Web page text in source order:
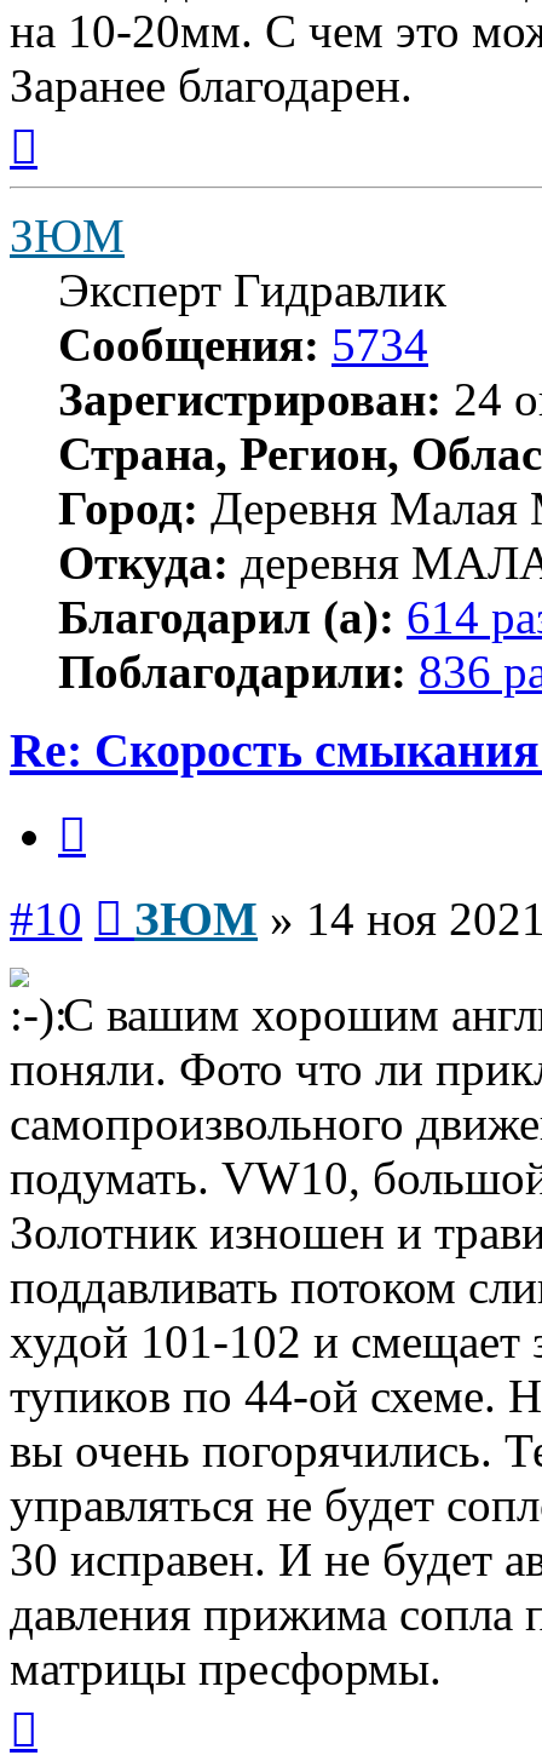
на 10-20мм. С чем это
Заранее благодарен.
началу
ЗЮМ
Эксперт Гидравлик
Сообщения: 5734
Зарегистрирован: 24
Страна, Регион,
Город: Деревня Малая
Откуда: деревня
Благодарил (а): 614
Поблагодарили: 836
Re: Скорость
#10 ЗЮМ » 14 ноя
С вашим хорошим
поняли. Фото что ли
самопроизвольного
подумать. VW10,
Золотник изношен и
поддавливать потоком
худой 101-102 и смещает
тупиков по 44-ой схеме.
вы очень погорячились.
управляться не будет
30 исправен. И не будет
давления прижима сопла
матрицы пресформы.
началу